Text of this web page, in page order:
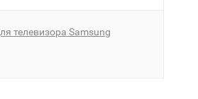
телевизора Samsung